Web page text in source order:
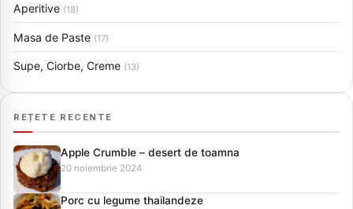
Aperitive (18)
Masa de Paste (17)
Supe, Ciorbe, Creme (13)
REȚETE RECENTE
Apple Crumble – desert de toamna
20 noiembrie 2024
Porc cu legume thailandeze